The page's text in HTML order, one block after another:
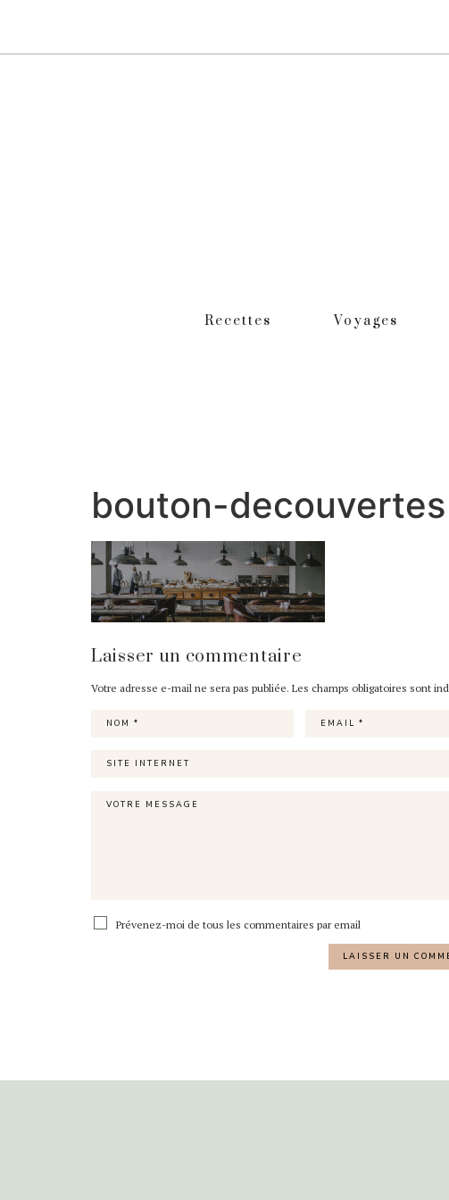
Recettes Voyages
bouton-decouvertes
Laisser un commentaire
Votre adresse e-mail ne sera pas publiée. Les champs obligatoires sont
Prévenez-moi de tous les commentaires par email